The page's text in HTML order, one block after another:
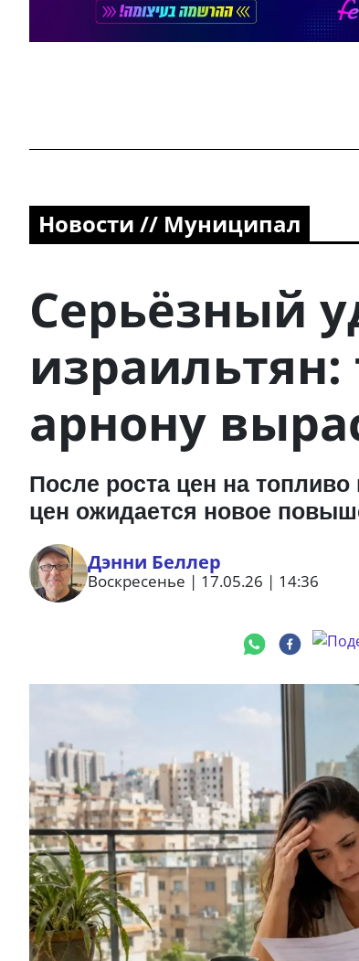
Новости // Муниципал
Серьёзный
арнону
После роста цен на
цен ожидается новое
Дэнни Беллер
Воскресенье | 17.05.26 | 14:36